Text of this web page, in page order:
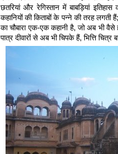
छतरियां और रेगिस्तान में बाबड़ियां इतिहास
कहानियों की किताबों के पन्ने की तरह लगती
का चौबारा एक-एक कहानी है, जो अब भी
पात्र दीवारों से अब भी चिपके हैं, भित्ति